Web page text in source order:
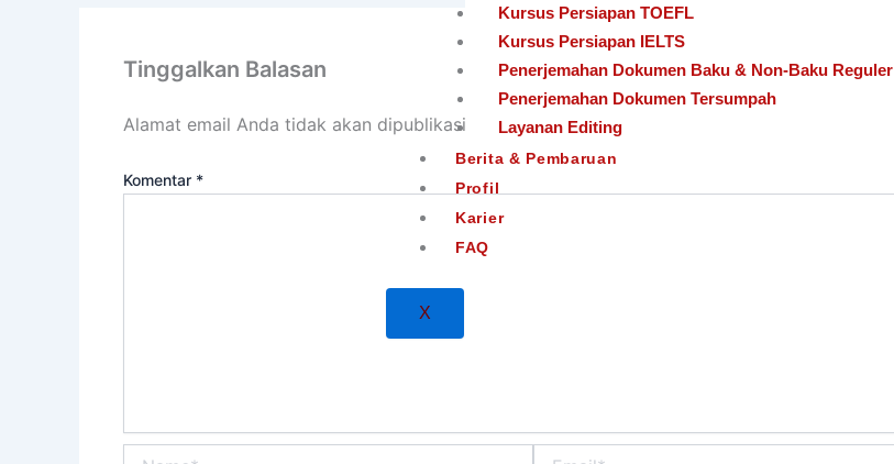
Kursus Persiapan TOEFL
Kursus Persiapan IELTS
Penerjemahan Dokumen Baku & Non-Baku Reguler
Penerjemahan Dokumen Tersumpah
Layanan Editing
Berita & Pembaruan
Profil
Karier
FAQ
X
Tinggalkan Balasan
Alamat email Anda tidak akan dipublikasikan. Ruas yang wajib ditandai
Komentar *